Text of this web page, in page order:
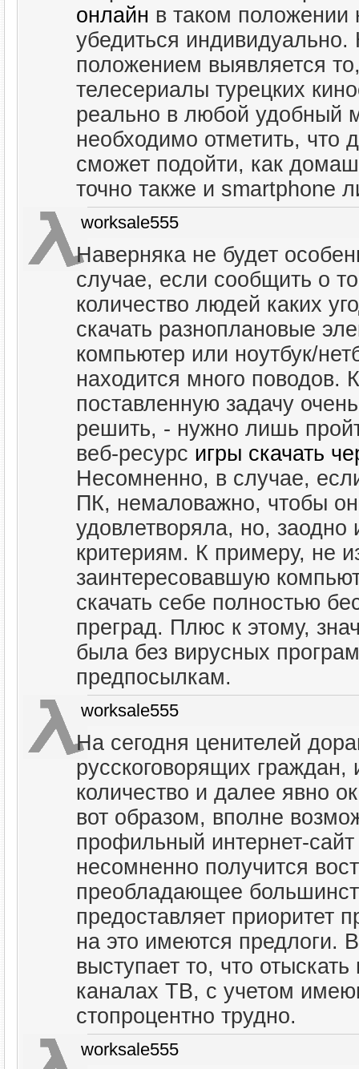
онлайн в таком положении
убедиться
положением выявляется
телесериалы турецких
реально в любой удобный
необходимо отметить, что
сможет подойти, как
точно также и smartphone
worksale555
Наверняка не будет
случае, если сообщить о
количество людей каких
скачать разноплановые
компьютер или ноутбук/
находится много поводов.
поставленную задачу
решить, - нужно лишь
веб-ресурс игры скачать
Несомненно, в случае,
ПК, немаловажно, чтобы
удовлетворяла, но,
критериям. К примеру, не
заинтересовавшую
скачать себе полностью
преград. Плюс к этому,
была без вирусных
предпосылкам.
worksale555
На сегодня ценителей
русскоговорящих
количество и далее явно
вот образом, вполне
профильный интернет-
несомненно получится
преобладающее
предоставляет приоритет
на это имеются предлоги.
выступает то, что
каналах ТВ, с учетом
стопроцентно трудно.
worksale555